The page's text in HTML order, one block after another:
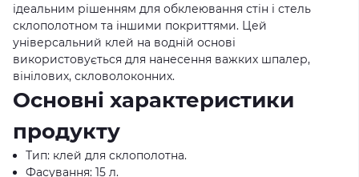
ідеальним рішенням для обклеювання стін і стель
склополотном та іншими покриттями. Цей
універсальний клей на водній основі
використовується для нанесення важких шпалер,
вінілових, скловолоконних.
Основні характеристики
продукту
Тип: клей для склополотна.
Фасування: 15 л.